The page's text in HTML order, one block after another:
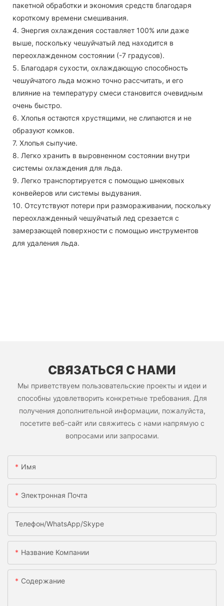
пакетной обработки и экономия средств благодаря
короткому времени смешивания.
4. Энергия охлаждения составляет 100% или даже
выше, поскольку чешуйчатый лед находится в
переохлажденном состоянии (-7 градусов).
5. Благодаря сухости, охлаждающую способность
чешуйчатого льда можно точно рассчитать, и его
влияние на температуру смеси становится очевидным
очень быстро.
6. Хлопья остаются хрустящими, не слипаются и не
образуют комков.
7. Хлопья сыпучие.
8. Легко хранить в выровненном состоянии внутри
системы охлаждения для льда.
9. Легко транспортируется с помощью шнековых
конвейеров или системы выдувания.
10. Отсутствуют потери при размораживании, поскольку
переохлажденный чешуйчатый лед срезается с
замерзающей поверхности с помощью инструментов
для удаления льда.
СВЯЗАТЬСЯ С НАМИ
Мы приветствуем пользовательские проекты и идеи и
способны удовлетворить конкретные требования. Для
получения дополнительной информации, пожалуйста,
посетите веб-сайт или свяжитесь с нами напрямую с
вопросами или запросами.
Имя
Электронная Почта
Телефон/WhatsApp/Skype
Название Компании
Содержание